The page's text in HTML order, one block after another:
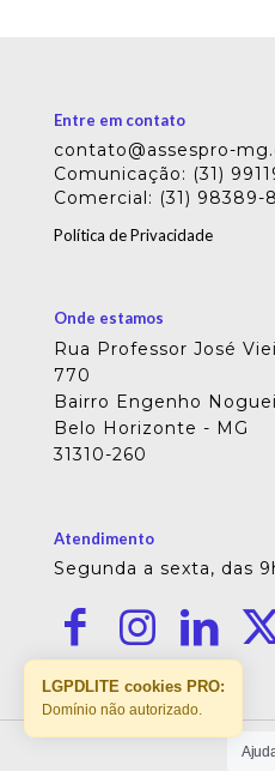
Entre em contato
contato@assespro-
Comunicação: (31)
Comercial: (31) 98389-
Política de Privacidade
Onde estamos
Rua Professor José
770
Bairro Engenho
Belo Horizonte - MG
31310-260
Atendimento
Segunda a sexta, das
LGPDLITE cookies PRO:
Domínio não autorizado.